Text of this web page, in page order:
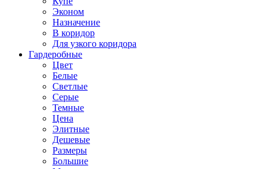
Эконом
Назначение
В коридор
Для узкого коридора
Гардеробные
Цвет
Белые
Светлые
Серые
Темные
Цена
Элитные
Дешевые
Размеры
Большие